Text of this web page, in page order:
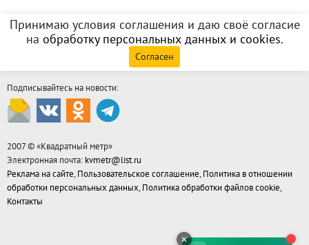
Принимаю условия соглашения и даю своё согласие
на обработку персональных данных и cookies.
Согласен
Подписывайтесь на новости:
2007 © «Квадратный метр»
Электронная почта: kvmetr@list.ru
Реклама на сайте, Пользовательское соглашение, Политика в отношении
обработки персональных данных, Политика обработки файлов cookie,
Контакты